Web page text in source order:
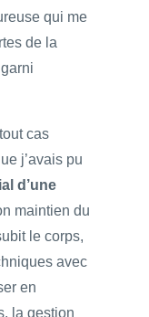
qui me
de la
cas
j’avais pu
d’une
maintien du
le corps,
avec
en
la gestion